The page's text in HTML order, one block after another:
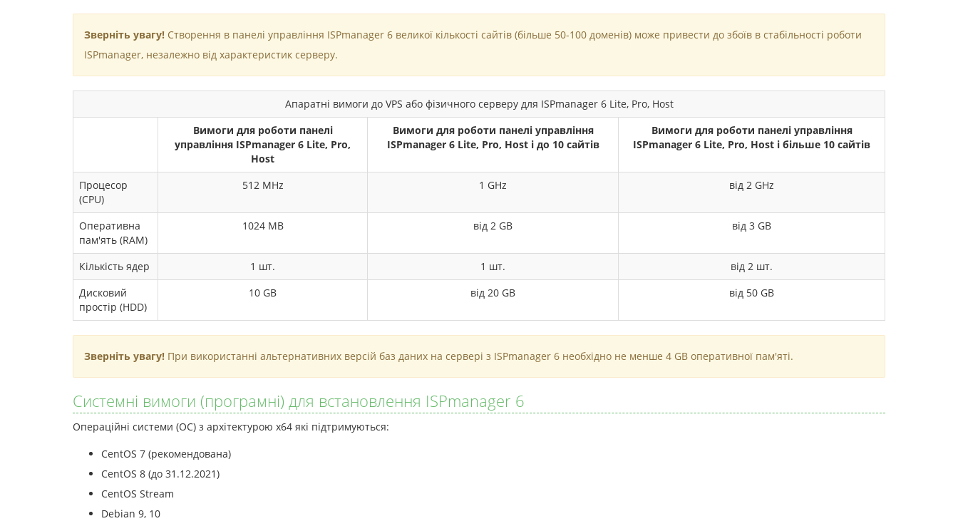
Зверніть увагу! Створення в панелі управління ISPmanager 6 великої кількості сайтів (більше 50-100 доменів) може привести до збоїв в стабільності роботи
ISPmanager, незалежно від характеристик серверу.
Апаратні вимоги до VPS або фізичного серверу для ISPmanager 6 Lite, Pro, Host
Вимоги для роботи панелі
управління ISPmanager 6 Lite, Pro,
Host
Вимоги для роботи панелі управління
ISPmanager 6 Lite, Pro, Host і до 10 сайтів
Вимоги для роботи панелі управління
ISPmanager 6 Lite, Pro, Host і більше 10 сайтів
Процесор
(CPU)
512 MHz 1 GHz від 2 GHz
Оперативна
пам'ять (RAM)
1024 MB від 2 GB від 3 GB
Кількість ядер 1 шт. 1 шт.
від 2 шт.
Дисковий
простір (HDD)
10 GB від 20 GB від 50 GB
Зверніть увагу! При використанні альтернативних версій баз даних на сервері з ISPmanager 6 необхідно не менше 4 GB оперативної пам'яті.
Системні вимоги (програмні) для встановлення ISPmanager 6
Операційні системи (ОС) з архітектурою x64 які підтримуються:
CentOS 7 (рекомендована)
CentOS 8 (до 31.12.2021)
CentOS Stream
Debian 9, 10